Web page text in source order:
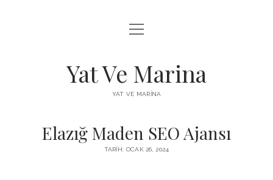
FACEBOOK BEĞENI YÜKSELTME HILESI
menüyü
aç
Yat Ve Marina
YAT VE MARINA
Elazığ Maden SEO Ajansı
TARIH: OCAK 26, 2024